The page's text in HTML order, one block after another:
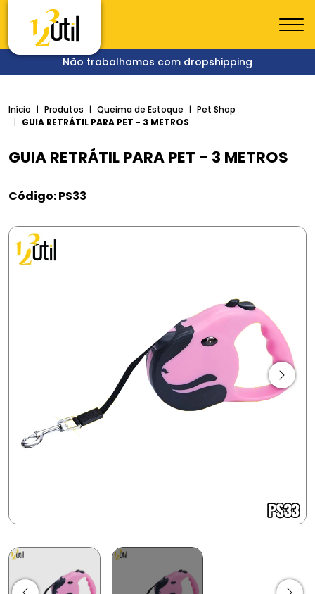
Não trabalhamos com dropshipping
Início Produtos Queima de Estoque
Pet Shop
GUIA RETRÁTIL PARA PET - 3 METROS
GUIA RETRÁTIL PARA PET - 3 METROS
Código: PS33